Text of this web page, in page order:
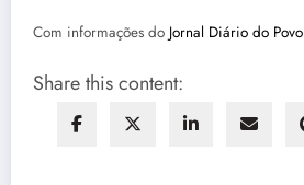
Com informações do Jornal Diário do Povo
Share this content: